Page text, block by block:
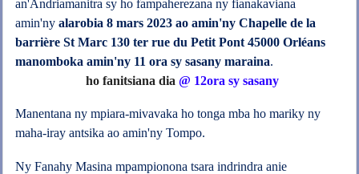
an'Andriamanitra sy ho fampaherezana ny fianakaviana
amin'ny alarobia 8 mars 2023 ao amin'ny Chapelle de la
barrière St Marc 130 ter rue du Petit Pont 45000 Orléans
manomboka amin'ny 11 ora sy sasany maraina.
ho fanitsiana dia @ 12ora sy sasany
Manentana ny mpiara-mivavaka ho tonga mba ho mariky ny
maha-iray antsika ao amin'ny Tompo.
Ny Fanahy Masina mpampionona tsara indrindra anie